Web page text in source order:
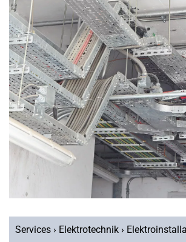
Services › Elektrotechnik ›